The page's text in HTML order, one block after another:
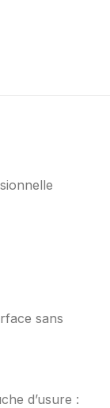
sans
d’usure :